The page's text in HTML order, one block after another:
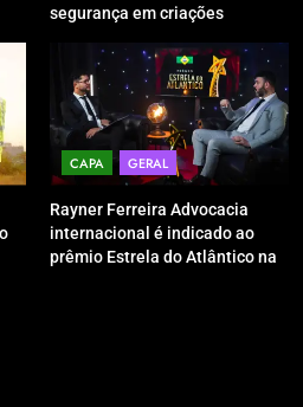
segurança em criações
CAPA GERAL
Rayner Ferreira Advocacia
internacional é indicado ao
prêmio Estrela do Atlântico na